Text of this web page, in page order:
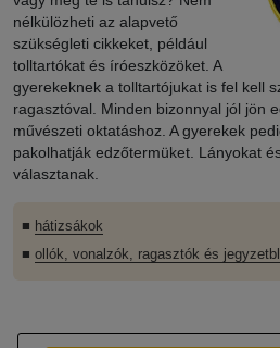
nélkülözheti az alapvető
szükségleti cikkeket, például
tolltartókat és íróeszközöket. A
gyerekeknek a tolltartójukat is fel kell
ragasztóval. Minden bizonnyal jól jön
művészeti oktatáshoz. A gyerekek
pakolhatják edzőtermüket. Lányokat
választanak.
■ hátizsákok
■ ollók, vonalzók, ragasztók és